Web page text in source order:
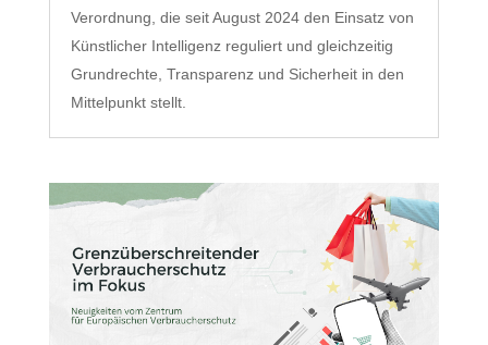
Verordnung, die seit August 2024 den Einsatz von
Künstlicher Intelligenz reguliert und gleichzeitig
Grundrechte, Transparenz und Sicherheit in den
Mittelpunkt stellt.